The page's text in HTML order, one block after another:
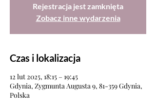
Rejestracja jest zamknięta
Zobacz inne wydarzenia
Czas i lokalizacja
12 lut 2025, 18:15 – 19:45
Gdynia, Zygmunta Augusta 9, 81-359 Gdynia,
Polska